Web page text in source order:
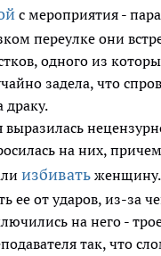
с мероприятия -
переулке они
одного из
задела, что
на них,
избивать
ее от ударов, из-за
на него -
так, что